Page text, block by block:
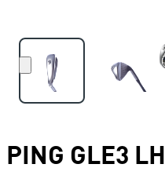
PING GLE3 LH